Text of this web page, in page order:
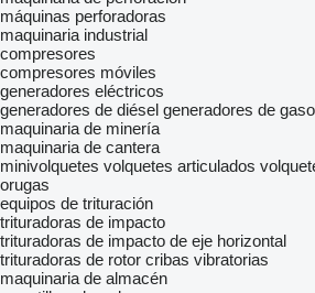
máquinas perforadoras
maquinaria industrial
compresores
compresores móviles
generadores eléctricos
generadores de diésel generadores de
maquinaria de minería
maquinaria de cantera
minivolquetes volquetes articulados
orugas
equipos de trituración
trituradoras de impacto
trituradoras de impacto de eje horizontal
trituradoras de rotor cribas vibratorias
maquinaria de almacén